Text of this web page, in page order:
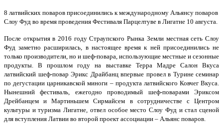
8 латвийских поваров присоединились к международному Альянсу поваров
Слоу Фуд во время проведения Фестиваля Парцелтуве в Лигатне 10 августа.
После открытия в 2016 году Страупского Рынка Земли местная сеть Слоу
Фуд заметно расширилась, в настоящее время к ней присоединились не
только производители, но и шеф-повара, использующие местные и сезонные
продукты. В прошлом году на выставке Терра Мадре Салон Вкуса
латвийский шеф-повар Эрикс Драйбанц впервые провел в Турине семинар
по дегустации царникавской миноги – продукта латвийского Ковчег Вкуса.
Нынешний фестиваль, ежегодно проводимый шеф-поварами Эриксом
Дрейбанцем и Мартиньшем Сирмайсем в сотрудничестве с Центром
культуры и туризма Лигатне, отвел особое место Слоу Фуд и стал сценой
для вступления Латвии во второй проект ассоциации – Альянс поваров.